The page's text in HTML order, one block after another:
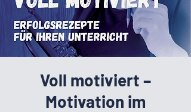
Voll motiviert –
Motivation im